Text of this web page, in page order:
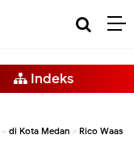
Indeks
» di Kota Medan » Rico Waas